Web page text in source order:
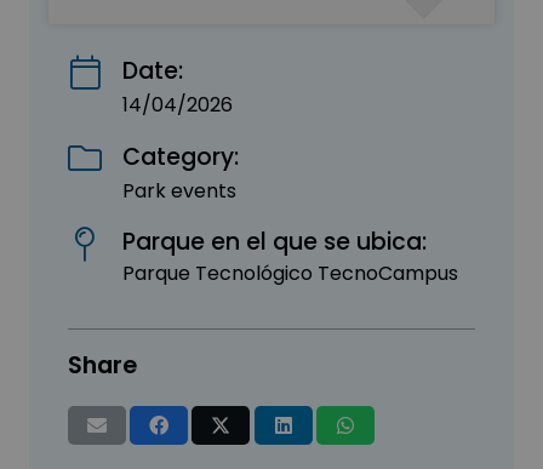
Date:
14/04/2026
Category:
Park events
Parque en el que se ubica:
Parque Tecnológico TecnoCampus
Share